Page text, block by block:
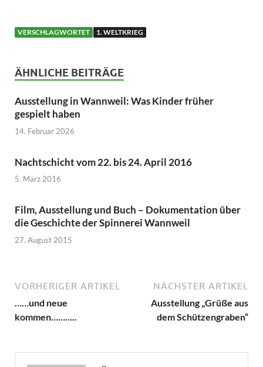
VERSCHLAGWORTET 1. WELTKRIEG
ÄHNLICHE BEITRÄGE
Ausstellung in Wannweil: Was Kinder früher
gespielt haben
14. Februar 2026
Nachtschicht vom 22. bis 24. April 2016
5. März 2016
Film, Ausstellung und Buch – Dokumentation über
die Geschichte der Spinnerei Wannweil
27. August 2015
VORHERIGER ARTIKEL
……und neue
kommen………..
NÄCHSTER ARTIKEL
Ausstellung „Grüße aus
dem Schützengraben“